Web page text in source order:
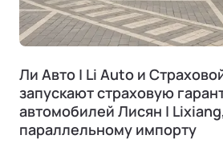
Ли Авто | Li Auto и
запускают страховую
автомобилей Лисян |
параллельному импорту